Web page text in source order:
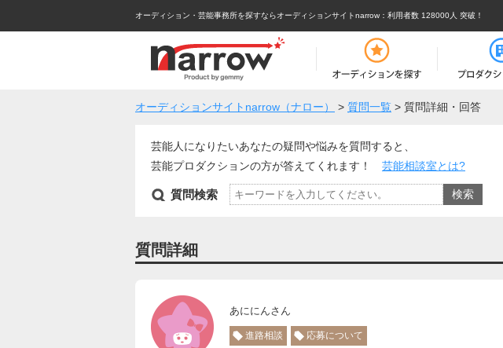
オーディション・芸能事務所を探すならオーディションサイトnarrow ：利用者数 128000人 突破！
オーディションサイトnarrow（ナロー） > 質問一覧 > 質問詳細・回答
芸能人になりたいあなたの疑問や悩みを質問すると、
芸能プロダクションの方が答えてくれます！ 芸能相談室とは?
質問検索
質問詳細
あににんさん
進路相談 応募について